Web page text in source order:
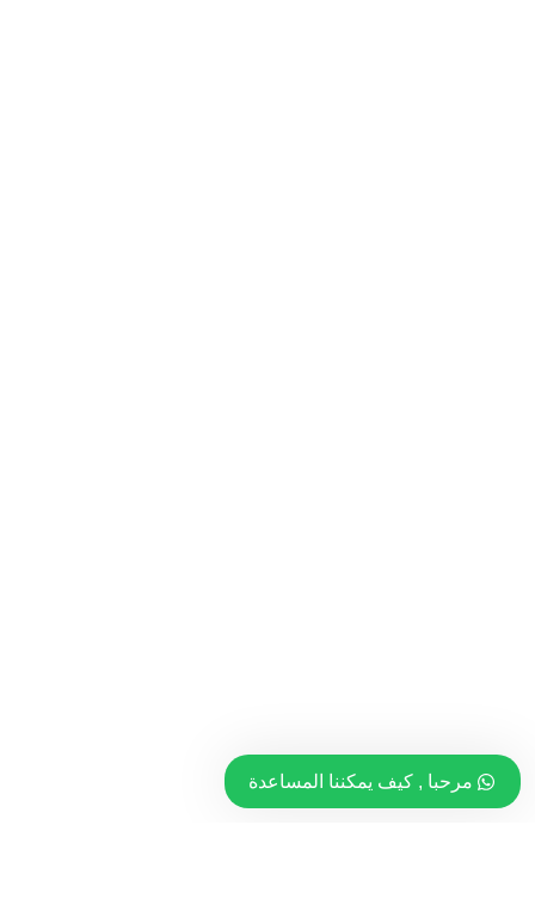
مرحبا , كيف يمكننا المساعدة